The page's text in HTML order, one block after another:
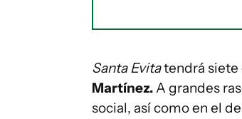
Santa Evitatendrá siete
Martínez.A grandes
social, así como en el